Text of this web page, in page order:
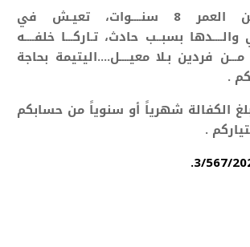
يتيمة تبلغ من العمر 8 سنــــوات، تعيـش في
والــــدها بسبــب حادث، تـاركـــا خلفــــه
فردين بـلا معيــــل....اليتيمة بحاجة
.
الكفالة شهرياً أو سنوياً من حسابكم
.